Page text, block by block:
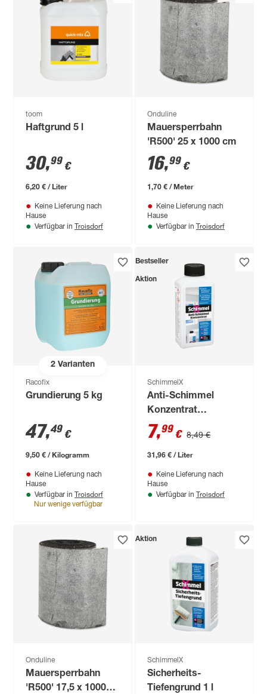
toom
Haftgrund 5 l
30,99 €
6,20 € / Liter
Keine Lieferung nach
Hause
Verfügbar in Troisdorf
Onduline
Mauersperrbahn
'R500' 25 x 1000 cm
16,99 €
1,70 € / Meter
Keine Lieferung nach
Hause
Verfügbar in Troisdorf
2Varianten
Racofix
Grundierung 5 kg
47,49 €
9,50 € / Kilogramm
Keine Lieferung nach
Hause
Verfügbar in Troisdorf
Nur wenige verfügbar
Bestseller
Aktion
SchimmelX
Anti-Schimmel
Konzentrat
'SchimmelX' gelblich
250 ml
7,99 € 8,49 €
31,96 € / Liter
Keine Lieferung nach
Hause
Verfügbar in Troisdorf
Onduline
Mauersperrbahn
'R500' 17,5 x 1000
Aktion
SchimmelX
Sicherheits-
Tiefengrund 1 l